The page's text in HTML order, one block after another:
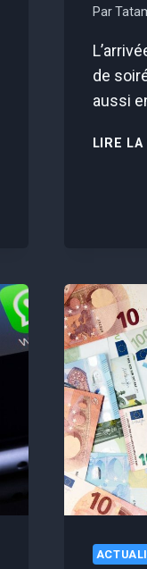
Par
de
aussi
LIRE